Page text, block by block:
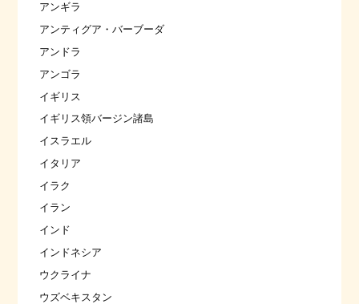
アンギラ
アンティグア・バーブーダ
アンドラ
アンゴラ
イギリス
イギリス領バージン諸島
イスラエル
イタリア
イラク
イラン
インド
インドネシア
ウクライナ
ウズベキスタン